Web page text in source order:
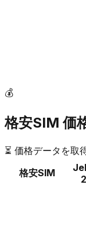
💰
格安SIM 価
⏳ 価格データを取
格安SIM
2